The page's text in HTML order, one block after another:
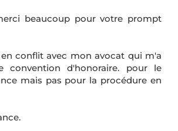
beaucoup pour votre prompt
conflit avec mon avocat qui m'a
convention d'honoraire. pour le
mais pas pour la procédure en